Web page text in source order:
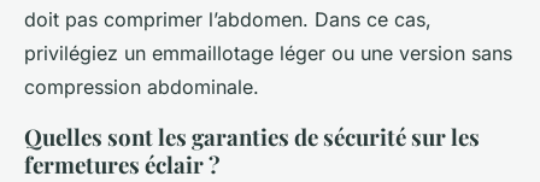
doit pas comprimer l’abdomen. Dans ce cas,
privilégiez un emmaillotage léger ou une version sans
compression abdominale.
Quelles sont les garanties de sécurité sur les
fermetures éclair ?